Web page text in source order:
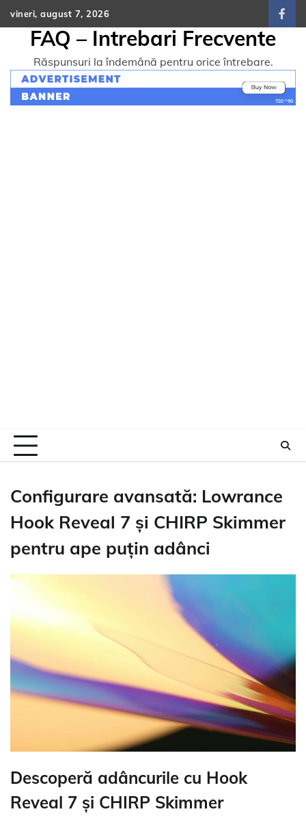
Skip
to
content
vineri, august 7, 2026
FAQ – Intrebari Frecvente
Răspunsuri la îndemână pentru orice întrebare.
Configurare avansată: Lowrance
Hook Reveal 7 și CHIRP Skimmer
pentru ape puțin adânci
Descoperă adâncurile cu Hook
Reveal 7 și CHIRP Skimmer